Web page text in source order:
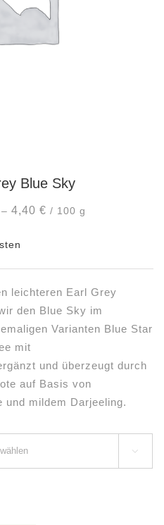
Blue Sky
– 4,40 € / 100 g
leichteren Earl Grey
den Blue Sky im
Varianten Blue Star
mit
und überzeugt durch
auf Basis von
und mildem Darjeeling.
